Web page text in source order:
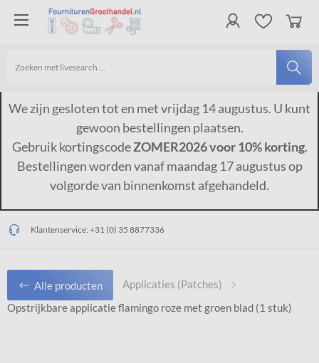
We zijn gesloten tot en met vrijdag 14 augustus. U kunt
gewoon bestellingen plaatsen.
Gebruik kortingscodeZOMER2026 voor 10% korting.
Bestellingen worden vanaf maandag 17 augustus op
volgorde van binnenkomst afgehandeld.
Op werkdagen vóór 15:00 uur besteld, dezelfde dag verzonden*
Gratis verzending vanaf €150,-*
Klantenservice: +31 (0) 35 8877336
Alle producten
Applicaties (Patches)
Opstrijkbare applicatie flamingo roze met groen blad (1 stuk)